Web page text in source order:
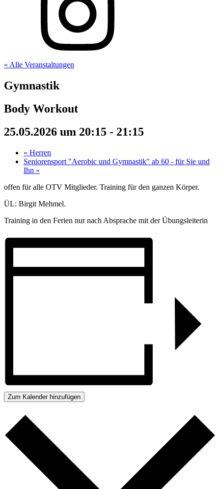
« Alle Veranstaltungen
Gymnastik
Body Workout
25.05.2026 um 20:15 - 21:15
« Herren
Seniorensport "Aerobic und Gymnastik" ab 60 - für Sie und
Ihn »
offen für alle OTV Mitglieder. Training für den ganzen Körper.
ÜL: Birgit Mehmel.
Training in den Ferien nur nach Absprache mit der Übungsleiterin
Zum Kalender hinzufügen